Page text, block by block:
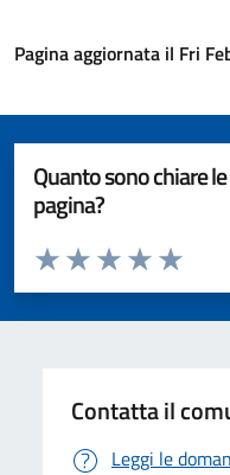
Pagina aggiornata il Fri
Quanto sono chiare
pagina?
Valuta da 1 a 5 stelle la pagina
Valuta 5
Valuta 4
Valuta 3 stelle
Valuta 2 stelle su 5
Valuta 1 stelle su 5
Contatta il
Leggi le